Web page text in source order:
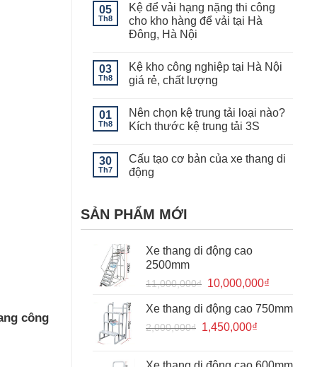
công
luận
ở
Tính
năng
kệ
khuôn
mẫu
05
Th8
Kệ để vải hạng nặng thi công
cho kho hàng để vải tại Hà
Đông, Hà Nội
bình
luận
ở
vải
hạng
nặng
cho
kho
hàng
Hà
Hà
03
Th8
Kệ kho công nghiệp tại Hà Nội
giá rẻ, chất lượng
bình
luận
ở
công
nghiệp
tại
rẻ,
lượng
01
Th8
Nên chọn kệ trung tải loại nào?
Kích thước kệ trung tải 3S
bình
luận
ở
trung
loại
Kích
thước
kệ
trung
30
Th7
Cấu tạo cơ bản của xe thang di
động
bình
luận
Cấu
cơ
của
xe
thang
động
SẢN PHẨM MỚI
Xe thang di động cao
2500mm
11,000,000₫ Giá
là:
11,000,000₫.
10,000,000₫
tại
Xe thang di động cao 750mm
2,000,000₫ Giá
1,450,000₫